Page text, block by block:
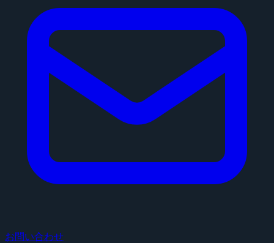
お問い合わせ